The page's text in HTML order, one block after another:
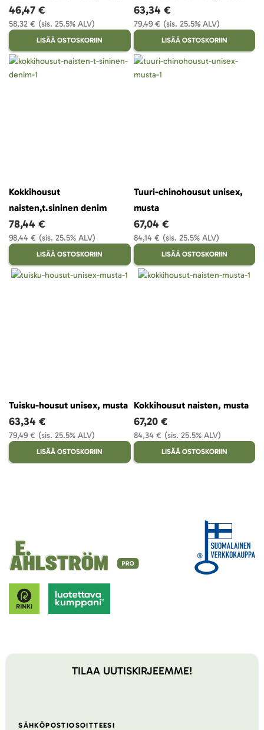
(sis. 25.5% ALV)
58,32 €
46,47 €
LISÄÄ OSTOSKORIIN
(sis. 25.5% ALV)
79,49 €
63,34 €
LISÄÄ OSTOSKORIIN
Kokkihousut
naisten,t.sininen denim
(sis. 25.5% ALV)
98,44 €
78,44 €
LISÄÄ OSTOSKORIIN
Tuuri-chinohousut unisex,
musta
(sis. 25.5% ALV)
84,14 €
67,04 €
LISÄÄ OSTOSKORIIN
Tuisku-housut unisex, musta
(sis. 25.5% ALV)
79,49 €
63,34 €
LISÄÄ OSTOSKORIIN
Kokkihousut naisten, musta
(sis. 25.5% ALV)
84,34 €
67,20 €
LISÄÄ OSTOSKORIIN
TILAA UUTISKIRJEEMME!
SÄHKÖPOSTIOSOITTEESI